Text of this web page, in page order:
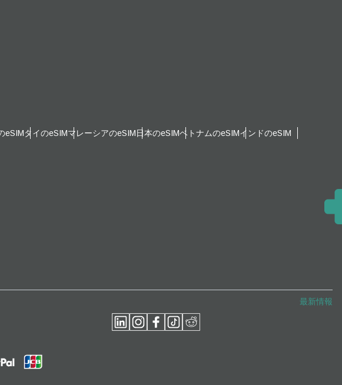
eSIMタイのeSIMマレーシアのeSIM日本のeSIMベトナムのeSIMインドのeSIM
最新情報
シア・ルピア